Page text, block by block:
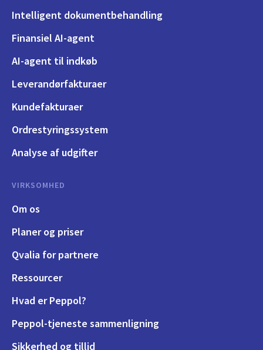
Intelligent dokumentbehandling
Finansiel AI-agent
AI-agent til indkøb
Leverandørfakturaer
Kundefakturaer
Ordrestyringssystem
Analyse af udgifter
VIRKSOMHED
Om os
Planer og priser
Qvalia for partnere
Ressourcer
Hvad er Peppol?
Peppol-tjeneste sammenligning
Sikkerhed og tillid